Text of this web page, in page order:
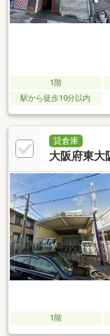
1階
駅から徒歩10分以内
貸倉庫
大阪府東大
1階